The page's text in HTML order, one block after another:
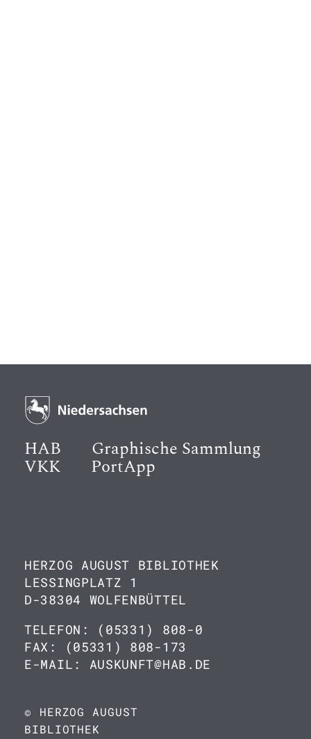
HAB Graphische Sammlung
VKK PortApp
HERZOG AUGUST BIBLIOTHEK
LESSINGPLATZ 1
D-38304 WOLFENBÜTTEL
TELEFON: (05331) 808-0
FAX: (05331) 808-173
E-MAIL: AUSKUNFT@HAB.DE
© HERZOG AUGUST
BIBLIOTHEK